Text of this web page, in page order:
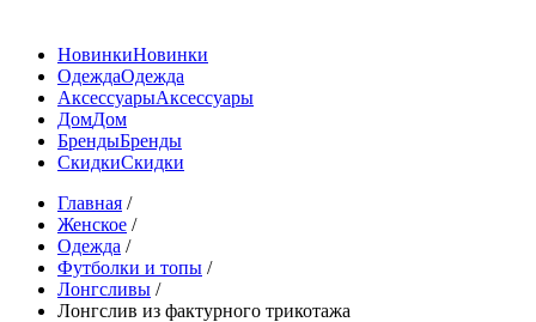
НовинкиНовинки
ОдеждаОдежда
АксессуарыАксессуары
ДомДом
БрендыБренды
СкидкиСкидки
Главная /
Женское /
Одежда /
Футболки и топы /
Лонгсливы /
Лонгслив из фактурного трикотажа